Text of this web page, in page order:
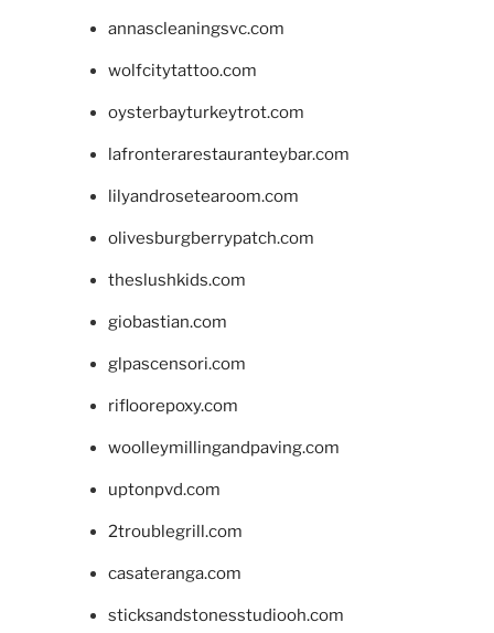
annascleaningsvc.com
wolfcitytattoo.com
oysterbayturkeytrot.com
lafronterarestauranteybar.com
lilyandrosetearoom.com
olivesburgberrypatch.com
theslushkids.com
giobastian.com
glpascensori.com
rifloorepoxy.com
woolleymillingandpaving.com
uptonpvd.com
2troublegrill.com
casateranga.com
sticksandstonesstudiooh.com